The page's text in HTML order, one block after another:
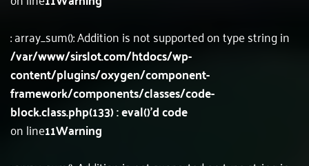
: array_sum(): Addition is not supported on type string in
/var/www/sirslot.com/htdocs/wp-
content/plugins/oxygen/component-
framework/components/classes/code-
block.class.php(133) : eval()'d code
on line11Warning